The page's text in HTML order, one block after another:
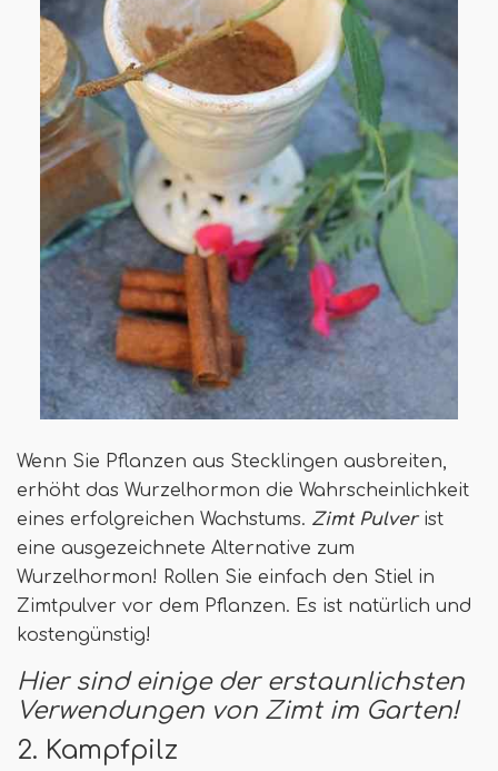
Wenn Sie Pflanzen aus Stecklingen ausbreiten,
erhöht das Wurzelhormon die Wahrscheinlichkeit
eines erfolgreichen Wachstums. Zimt Pulverist
eine ausgezeichnete Alternative zum
Wurzelhormon! Rollen Sie einfach den Stiel in
Zimtpulver vor dem Pflanzen. Es ist natürlich und
kostengünstig!
Hier sind einige der erstaunlichsten
Verwendungen von Zimt im Garten!
2. Kampfpilz